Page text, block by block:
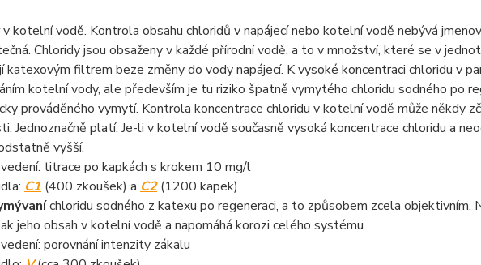
v kotelní vodě. Kontrola obsahu chloridů v napájecí nebo kotelní vodě nebývá
Chloridy jsou obsaženy v každé přírodní vodě, a to v množství, které se v
katexovým filtrem beze změny do vody napájecí. K vysoké koncentraci chloridu v
kotelní vody, ale především je tu riziko špatně vymytého chloridu sodného po
prováděného vymytí. Kontrola koncentrace chloridu v kotelní vodě může někdy
Jednoznačně platí: Je-li v kotelní vodě současně vysoká koncentrace chloridu a
vyšší.
titrace po kapkách s krokem 10 mg/l
C1 (400 zkoušek) a C2 (1200 kapek)
chloridu sodného z katexu po regeneraci, a to způsobem zcela objektivním.
jeho obsah v kotelní vodě a napomáhá korozi celého systému.
porovnání intenzity zákalu